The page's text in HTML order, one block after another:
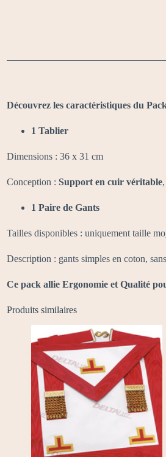
Découvrez les caractéristiques du
1 Tablier
Dimensions : 36 x 31 cm
Conception : Support en cuir véritable
1 Paire de Gants
Tailles disponibles : uniquement taille
Description : gants simples en coton,
Ce pack allie Ergonomie et Qualité
Produits similaires